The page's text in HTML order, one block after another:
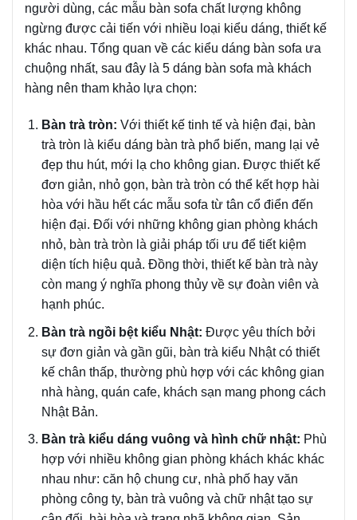
người dùng, các mẫu bàn sofa chất lượng không
ngừng được cải tiến với nhiều loại kiểu dáng, thiết kế
khác nhau. Tổng quan về các kiểu dáng bàn sofa ưa
chuộng nhất, sau đây là 5 dáng bàn sofa mà khách
hàng nên tham khảo lựa chọn:
Bàn trà tròn: Với thiết kế tinh tế và hiện đại, bàn
trà tròn là kiểu dáng bàn trà phổ biến, mang lại vẻ
đẹp thu hút, mới lạ cho không gian. Được thiết kế
đơn giản, nhỏ gọn, bàn trà tròn có thể kết hợp hài
hòa với hầu hết các mẫu sofa từ tân cổ điển đến
hiện đại. Đối với những không gian phòng khách
nhỏ, bàn trà tròn là giải pháp tối ưu để tiết kiệm
diện tích hiệu quả. Đồng thời, thiết kế bàn trà này
còn mang ý nghĩa phong thủy về sự đoàn viên và
hạnh phúc.
Bàn trà ngồi bệt kiểu Nhật: Được yêu thích bởi
sự đơn giản và gần gũi, bàn trà kiểu Nhật có thiết
kế chân thấp, thường phù hợp với các không gian
nhà hàng, quán cafe, khách sạn mang phong cách
Nhật Bản.
Bàn trà kiểu dáng vuông và hình chữ nhật: Phù
hợp với nhiều không gian phòng khách khác khác
nhau như: căn hộ chung cư, nhà phố hay văn
phòng công ty, bàn trà vuông và chữ nhật tạo sự